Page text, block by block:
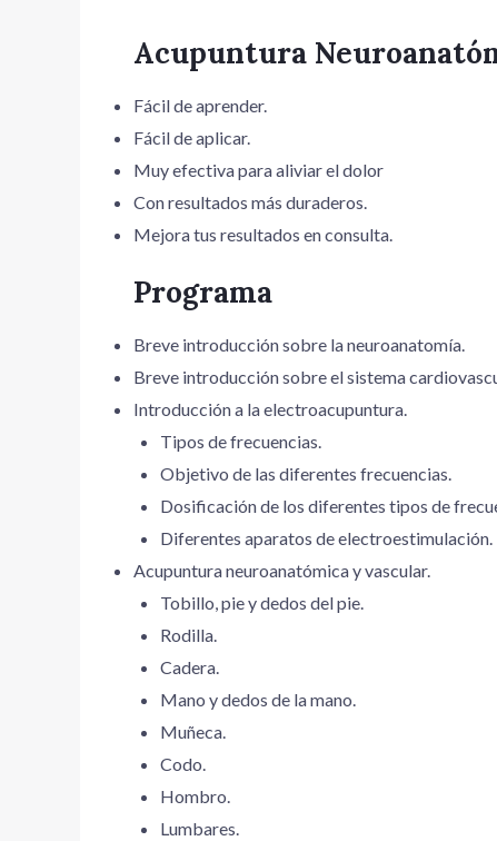
Acupuntura
Fácil de aprender.
Fácil de aplicar.
Muy efectiva para aliviar el dolor
Con resultados más duraderos.
Mejora tus resultados en consulta.
Programa
Breve introducción sobre la neuroanatomía.
Breve introducción sobre el sistema
Introducción a la electroacupuntura.
Tipos de frecuencias.
Objetivo de las diferentes frecuencias.
Dosificación de los diferentes tipos de
Diferentes aparatos de electroestimulación.
Acupuntura neuroanatómica y vascular.
Tobillo, pie y dedos del pie.
Rodilla.
Cadera.
Mano y dedos de la mano.
Muñeca.
Codo.
Hombro.
Lumbares.